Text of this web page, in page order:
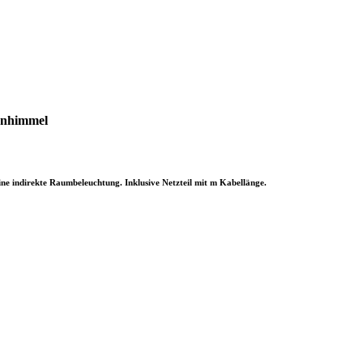
indirekte Raumbeleuchtung. Inklusive Netzteil mit m Kabellänge.